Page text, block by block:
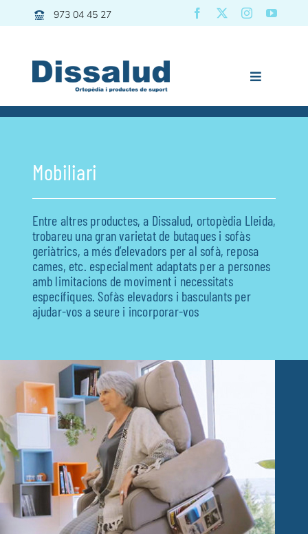
to
973 04 45 27
Toggle
Dissalud
Grues | Transfers
Mobilitat
Descans
Pediatria
Vida diària
Esport
Geriatria
Medicina
Ortopèdia
Previous Next
Mobiliari
Entre altres productes, a Dissalud, ortopèdia Lleida,
trobareu una gran varietat de butaques i sofàs
geriàtrics, a més d’elevadors per al sofà, reposa
cames, etc. especialment adaptats per a persones
amb limitacions de moviment i necessitats
específiques. Sofàs elevadors i basculants per
ajudar-vos a seure i incorporar-vos